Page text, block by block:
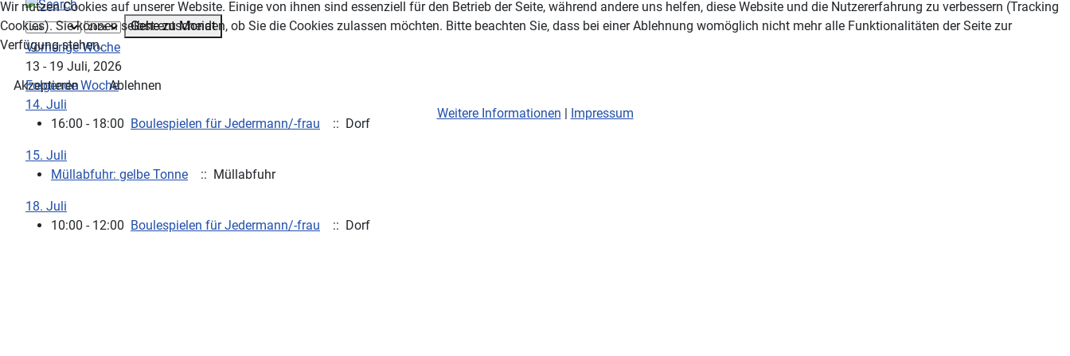
Gehe zu Monat
Vorherige Woche
13 - 19 Juli, 2026
Folgende Woche
14. Juli
16:00 - 18:00 Boulespielen für Jedermann/-frau :: Dorf
15. Juli
Müllabfuhr: gelbe Tonne
:: Müllabfuhr
18. Juli
10:00 - 12:00 Boulespielen für Jedermann/-frau :: Dorf
Wir nutzen Cookies auf unserer Website. Einige von ihnen sind essenziell für den Betrieb der Seite, während andere uns helfen, diese Website und die Nutzererfahrung zu verbessern (Tracking
Cookies). Sie können selbst entscheiden, ob Sie die Cookies zulassen möchten. Bitte beachten Sie, dass bei einer Ablehnung womöglich nicht mehr alle Funktionalitäten der Seite zur
Verfügung stehen.
Akzeptieren
Ablehnen
Weitere Informationen | Impressum